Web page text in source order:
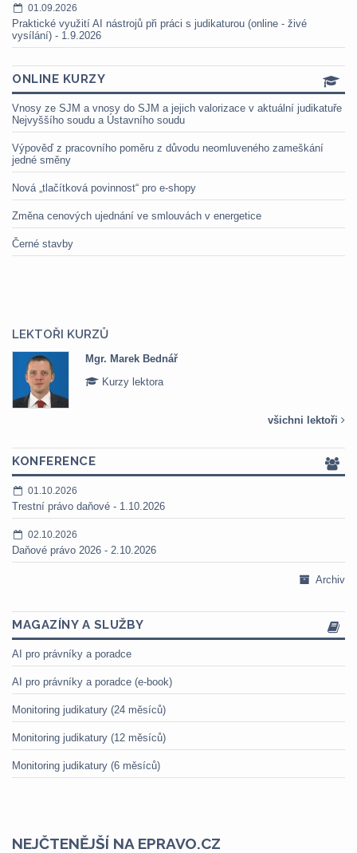
01.09.2026
Praktické využití AI nástrojů při práci s judikaturou (online - živé
vysílání) - 1.9.2026
ONLINE KURZY
Vnosy ze SJM a vnosy do SJM a jejich valorizace v aktuální judikatuře
Nejvyššího soudu a Ústavního soudu
Výpověď z pracovního poměru z důvodu neomluveného zameškání
jedné směny
Nová „tlačítková povinnost“ pro e-shopy
Změna cenových ujednání ve smlouvách v energetice
Černé stavby
LEKTOŘI KURZŮ
Mgr. Marek Bednář
Kurzy lektora
všichni lektoři
KONFERENCE
01.10.2026
Trestní právo daňové - 1.10.2026
02.10.2026
Daňové právo 2026 - 2.10.2026
Archiv
MAGAZÍNY A SLUŽBY
AI pro právníky a poradce
AI pro právníky a poradce (e-book)
Monitoring judikatury (24 měsíců)
Monitoring judikatury (12 měsíců)
Monitoring judikatury (6 měsíců)
NEJČTENĚJŠÍ NA EPRAVO.CZ